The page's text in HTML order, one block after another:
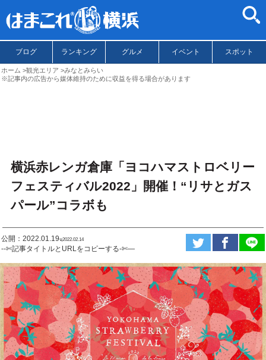
ブログ ランキング グルメ イベント スポット
ホーム 観光エリア
みなとみらい
※記事内の広告から媒体維持のために収益を得る場合があります
横浜赤レンガ倉庫「ヨコハマストロベリー
フェスティバル2022」開催！“リサとガス
パール”コラボも
公開：2022.01.19ಇ2022.02.14
--✄記事タイトルとURLをコピーする-✄—